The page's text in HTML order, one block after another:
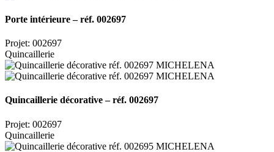
Porte intérieure – réf. 002697
Projet: 002697
Quincaillerie
Quincaillerie décorative – réf. 002697
Projet: 002697
Quincaillerie